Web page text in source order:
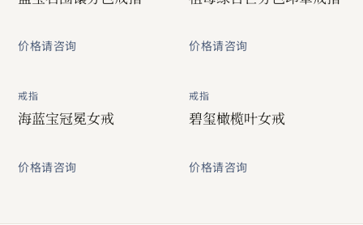
价格请咨询 价格请咨询
戒指
海蓝宝冠冕女戒
价格请咨询
戒指
碧玺橄榄叶女戒
价格请咨询